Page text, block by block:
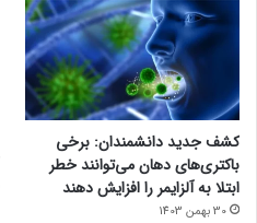
کشف جدید دانشمندان: برخی
باکتری‌های دهان می‌توانند خطر
ابتلا به آلزایمر را افزایش دهند
30 بهمن 1403